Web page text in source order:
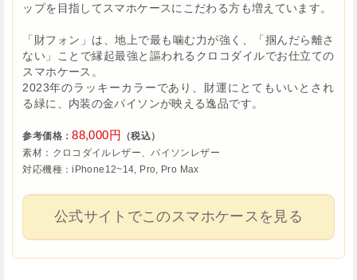
ップを目指してスマホケースにこだわる方も増えています。
「財フォン」は、地上で最も噛む力が強く、「掴んだら離さ
ない」ことで縁起最強と謳われるクロコダイルでお仕立ての
スマホケース。
2023年のラッキーカラーであり、財運にとてもいいとされ
る緑に、内装の金パイソンが映える逸品です。
参考価格：88,000円 （税込）
素材：クロコダイルレザー、パイソンレザー
対応機種：iPhone12~14, Pro, Pro Max
公式サイトでこのスマホケースを見る